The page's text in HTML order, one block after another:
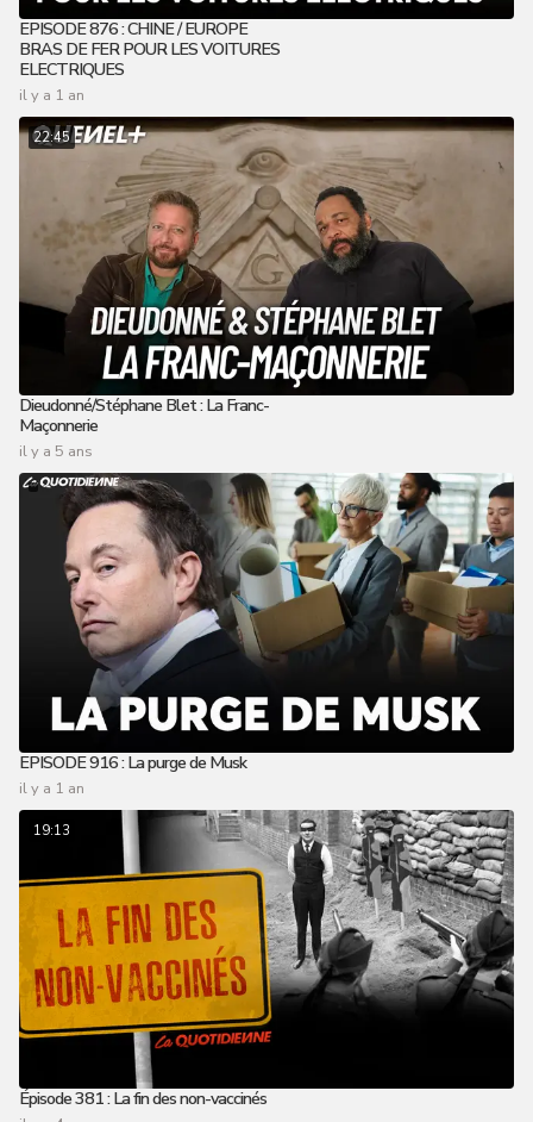
EPISODE 876 : CHINE / EUROPE
BRAS DE FER POUR LES VOITURES
ELECTRIQUES
il y a 1 an
22:45
Dieudonné/Stéphane Blet : La Franc-
Maçonnerie
il y a 5 ans
EPISODE 916 : La purge de Musk
il y a 1 an
19:13
Épisode 381 : La fin des non-vaccinés